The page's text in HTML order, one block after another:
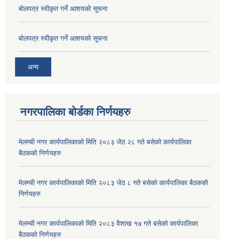
बोलपत्र स्वीकृत गर्ने आशयको सूचना
बोलपत्र स्वीकृत गर्ने आशयको सूचना
अन्य
नगरपालिका बोर्डका निर्णयहरु
मेलम्ची नगर कार्यपालिकाको मिति २०८३ जेठ २८ गते बसेको कार्यपालिका
बैठकको निर्णयहरु
मेलम्ची नगर कार्यपालिकाको मिति २०८३ जेठ ८ गते बसेको कार्यपालिका बैठकको
निर्णयहरु
मेलम्ची नगर कार्यपालिकाको मिति २०८३ वैशाख १७ गते बसेको कार्यपालिका
बैठकको निर्णयहरु